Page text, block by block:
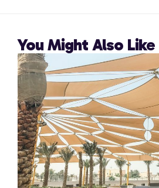
You Might Also Like